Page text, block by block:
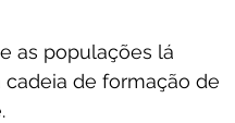
as populações lá
de formação de